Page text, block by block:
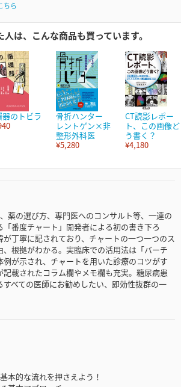
ちら
は、こんな商品も買っています。
器のトビラ
骨折ハンター
レントゲン×非
整形外科医
¥5,280
CT読影レポー
ト、この画像ど
う書く？
¥4,180
薬の選び方、専門医へのコンサルト等、一連の
番度チャート」開発者による初の書き下ろ
が丁寧に記されており、チャートの一つ一つのス
根拠がわかる。実臨床での活用法は「バーチ
例が示され、チャートを用いた診療のコツがす
記載されたコラム欄やメモ欄も充実。糖尿病患
べての医師にお勧めしたい、即効性抜群の一
的な流れを押さえよう！